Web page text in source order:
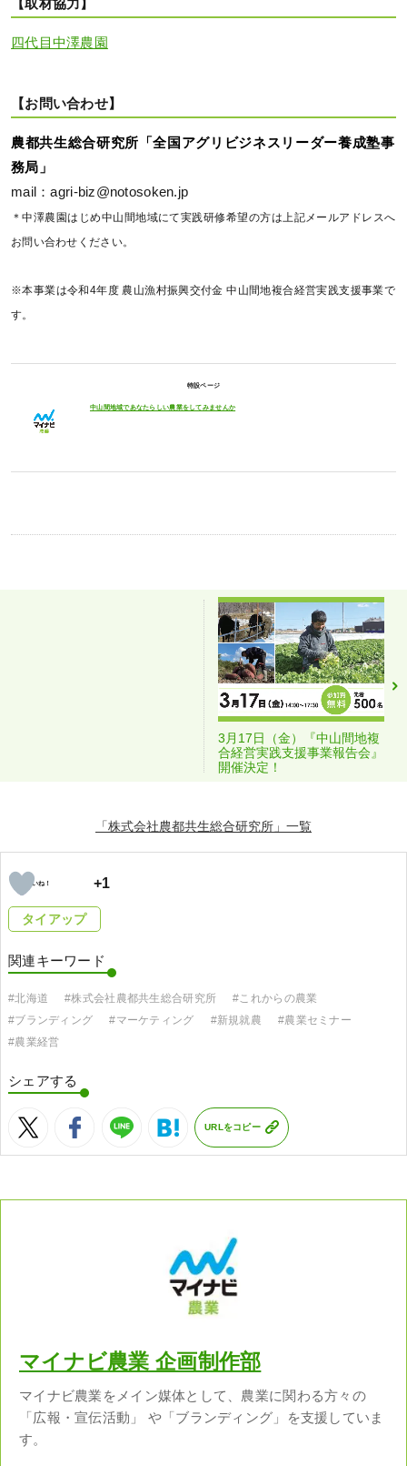
【取材協力】
四代目中澤農園
【お問い合わせ】
農都共生総合研究所「全国アグリビジネスリーダー養成塾事
務局」
mail：agri-biz@notosoken.jp
＊中澤農園はじめ中山間地域にて実践研修希望の方は上記メールアドレスへ
お問い合わせください。
※本事業は令和4年度 農山漁村振興交付金 中山間地複合経営実践支援事業で
す。
特設ページ
中山間地域であなたらしい農業をしてみませんか
3月17日（金）『中山間地複
合経営実践支援事業報告会』
開催決定！
「株式会社農都共生総合研究所」
+1
タイアップ
関連キーワード
#北海道 #株式会社農都共生総合研究所
#これからの農業
#ブランディング
#マーケティング #新規就農
#農業セミナー
#農業経営
シェアする
URLをコピー
マイナビ農業 企画制作部
マイナビ農業をメイン媒体として、農業に関わる方々の
「広報・宣伝活動」 や「ブランディング」を支援していま
す。